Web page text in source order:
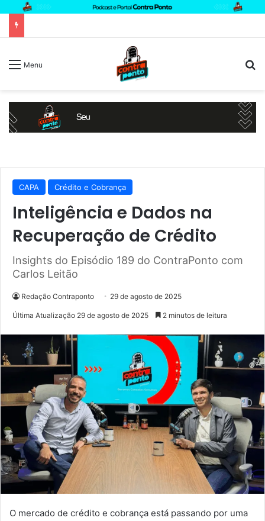
Menu
CAPA Crédito e Cobrança
Inteligência e Dados na
Recuperação de Crédito
Insights do Episódio 189 do ContraPonto com
Carlos Leitão
Redação Contraponto 29 de agosto de 2025
Última Atualização 29 de agosto de 2025 2 minutos de leitura
O mercado de crédito e cobrança está passando por uma